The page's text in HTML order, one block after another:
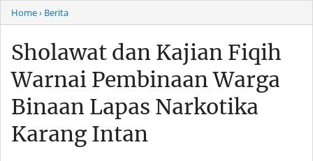
Home› Berita
Sholawat dan Kajian Fiqih
Warnai Pembinaan Warga
Binaan Lapas Narkotika
Karang Intan